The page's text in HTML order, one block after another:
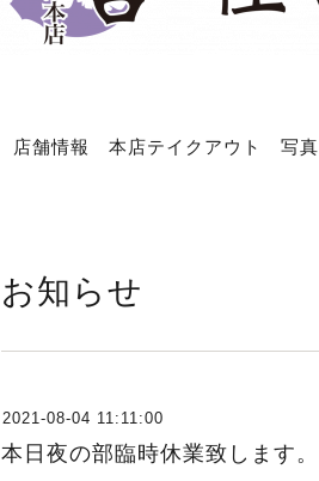
店舗情報 本店テイクアウト 写真
お知らせ
2021-08-04 11:11:00
本日夜の部臨時休業致します。